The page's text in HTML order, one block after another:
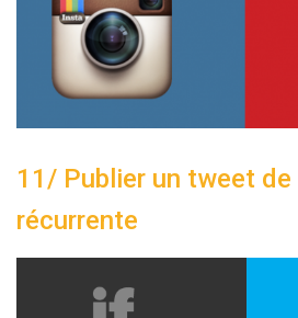
11/ Publier un tweet
récurrente